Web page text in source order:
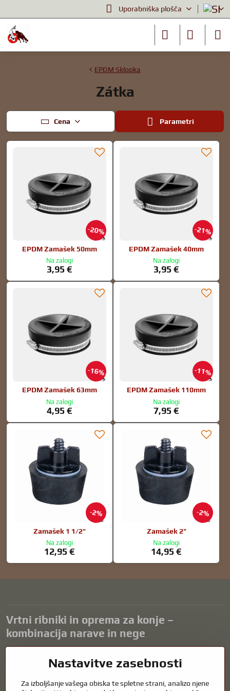
Uporabniška plošča
EPDM Sklopka
Zátka
Cena Parametri
20%
EPDM Zamašek 50mm
Na zalogi
3,95 €
21%
EPDM Zamašek 40mm
Na zalogi
3,95 €
16%
EPDM Zamašek 63mm
Na zalogi
4,95 €
11%
EPDM Zamašek 110mm
Na zalogi
7,95 €
2%
Zamašek 1 1/2"
Na zalogi
12,95 €
2%
Zamašek 2"
Na zalogi
14,95 €
Vrtni ribniki in oprema za konje –
kombinacija narave in nege
harmonično okolje za sprostitev in življenje vodnih živali. Pravilna
čisto vodo in zdrav ribnik skozi vse leto. Enako pomembna je skrb za
Nastavitve zasebnosti
Za izboljšanje vašega obiska te spletne strani, analizo njene